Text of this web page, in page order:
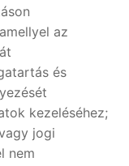
az
és
kezeléséhez;
jogi
nem